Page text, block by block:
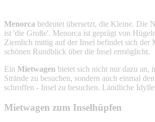
Menorca bedeutet übersetzt, die Kleine. Die
ist 'die Große'. Menorca ist geprägt von
Ziemlich mittig auf der Insel befindet sich der
schönen Rundblick über die Insel ermöglicht.
Ein Mietwagen bietet sich nicht nur dazu an,
Strände zu besuchen, sondern auch einmal
schroffen - Insel zu besuchen. Ländliche
Mietwagen zum Inselhüpfen